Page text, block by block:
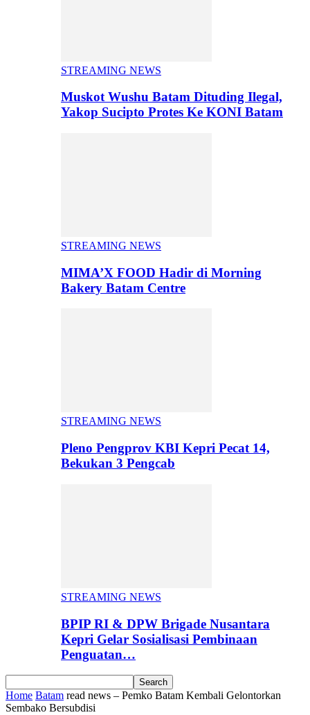
STREAMING NEWS
Muskot Wushu Batam Dituding Ilegal,
Yakop Sucipto Protes Ke KONI Batam
STREAMING NEWS
MIMA’X FOOD Hadir di Morning
Bakery Batam Centre
STREAMING NEWS
Pleno Pengprov KBI Kepri Pecat 14,
Bekukan 3 Pengcab
STREAMING NEWS
BPIP RI & DPW Brigade Nusantara
Kepri Gelar Sosialisasi Pembinaan
Penguatan…
Home Batam read news – Pemko Batam Kembali Gelontorkan
Sembako Bersubdisi